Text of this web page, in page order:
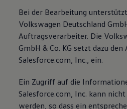
Bei der Bearbeitung
Volkswagen Deutschland
Auftragsverarbeiter. Die
GmbH & Co. KG setzt dazu
Salesforce.com, Inc., ein.
Ein Zugriff auf die
Salesforce.com, Inc. kann nicht
werden, so dass ein